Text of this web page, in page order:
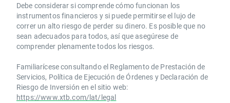
Debe considerar si comprende cómo funcionan los
instrumentos financieros y si puede permitirse el lujo de
correr un alto riesgo de perder su dinero. Es posible que no
sean adecuados para todos, así que asegúrese de
comprender plenamente todos los riesgos.
Familiarícese consultando el Reglamento de Prestación de
Servicios, Política de Ejecución de Órdenes y Declaración de
Riesgo de Inversión en el sitio web:
https://www.xtb.com/lat/legal